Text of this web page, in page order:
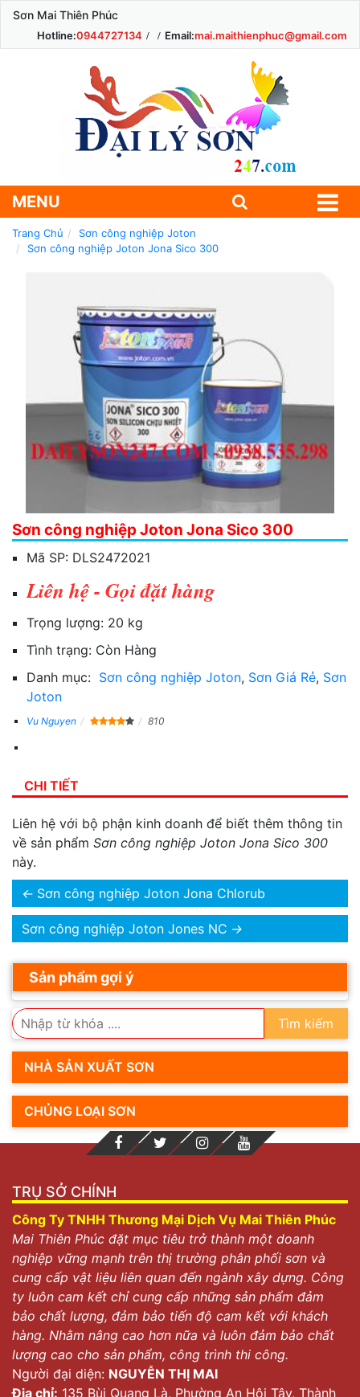
Sơn Mai Thiên Phúc
Hotline:0944727134 Email:mai.maithienphuc@gmail.com
MENU
Trang Chủ
Sơn công nghiệp Joton
Sơn công nghiệp Joton Jona Sico 300
Sơn công nghiệp Joton Jona Sico 300
Mã SP: DLS2472021
Liên hệ - Gọi đặt hàng
Trọng lượng: 20 kg
Tình trạng: Còn Hàng
Danh mục: Sơn công nghiệp Joton, Sơn Giá Rẻ, Sơn
Joton
Vu Nguyen 810
CHI TIẾT
Liên hệ với bộ phận kinh doanh để biết thêm thông tin
về sản phẩm Sơn công nghiệp Joton Jona Sico 300
này.
← Sơn công nghiệp Joton Jona Chlorub
Sơn công nghiệp Joton Jones NC →
Sản phẩm gợi ý
Tìm kiếm
NHÀ SẢN XUẤT SƠN
CHỦNG LOẠI SƠN
TRỤ SỞ CHÍNH
Công Ty TNHH Thương Mại Dịch Vụ Mai Thiên Phúc
Mai Thiên Phúc đặt mục tiêu trở thành một doanh
nghiệp vững mạnh trên thị trường phân phối sơn và
cung cấp vật liệu liên quan đến ngành xây dựng. Công
ty luôn cam kết chỉ cung cấp những sản phẩm đảm
bảo chất lượng, đảm bảo tiến độ cam kết với khách
hàng. Nhằm nâng cao hơn nữa và luôn đảm bảo chất
lượng cao cho sản phẩm, công trình thi công.
Người đại diện: NGUYỄN THỊ MAI
Địa chỉ: 135 Bùi Quang Là, Phường An Hội Tây, Thành